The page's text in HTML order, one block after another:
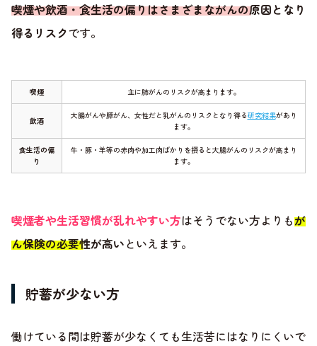
喫煙や飲酒・食生活の偏りはさまざまながんの原因となり
得るリスクです。
喫煙 主に肺がんのリスクが高まります。
飲酒
大腸がんや膵がん、女性だと乳がんのリスクとなり得る研究結果があり
ます。
食生活の偏
り
牛・豚・羊等の赤肉や加工肉ばかりを摂ると大腸がんのリスクが高まり
ます。
喫煙者や生活習慣が乱れやすい方はそうでない方よりもが
ん保険の必要性が高いといえます。
貯蓄が少ない方
働けている間は貯蓄が少なくても生活苦にはなりにくいで